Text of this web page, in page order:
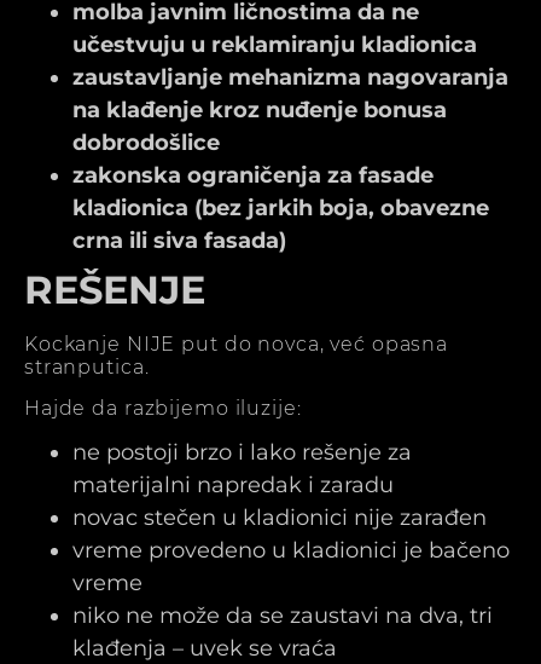
molba javnim ličnostima da ne
učestvuju u reklamiranju kladionica
zaustavljanje mehanizma nagovaranja
na klađenje kroz nuđenje bonusa
dobrodošlice
zakonska ograničenja za fasade
kladionica (bez jarkih boja, obavezne
crna ili siva fasada)
REŠENJE
Kockanje NIJE put do novca, već opasna
stranputica.
Hajde da razbijemo iluzije:
ne postoji brzo i lako rešenje za
materijalni napredak i zaradu
novac stečen u kladionici nije zarađen
vreme provedeno u kladionici je bačeno
vreme
niko ne može da se zaustavi na dva, tri
klađenja – uvek se vraća